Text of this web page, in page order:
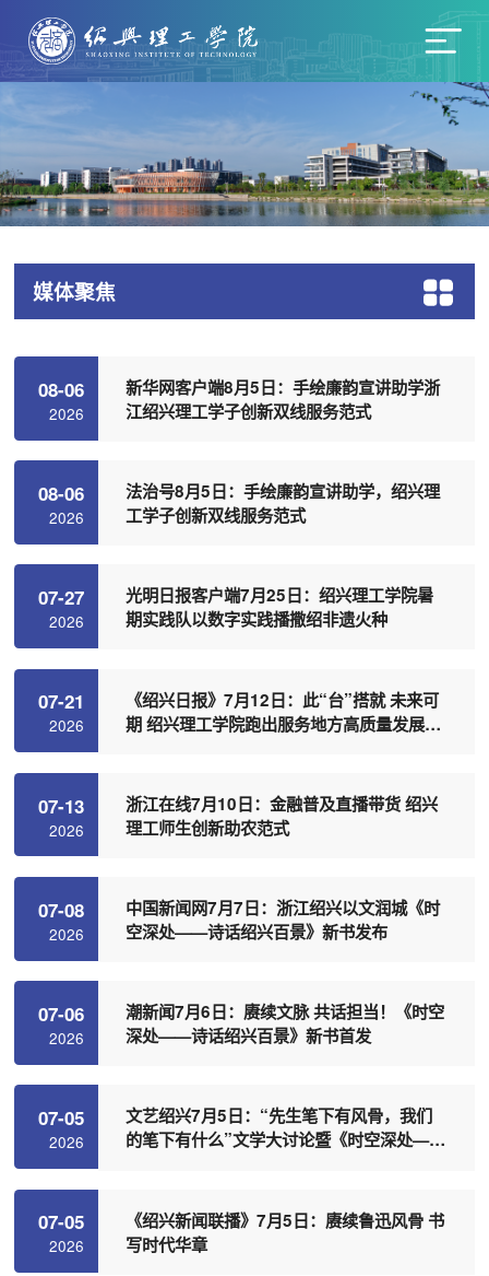
媒体聚焦
08-06
2026
新华网客户端8月5日：手绘廉韵宣讲助学浙
江绍兴理工学子创新双线服务范式
08-06
2026
法治号8月5日：手绘廉韵宣讲助学，绍兴理
工学子创新双线服务范式
07-27
2026
光明日报客户端7月25日：绍兴理工学院暑
期实践队以数字实践播撒绍非遗火种
07-21
2026
《绍兴日报》7月12日：此“台”搭就 未来可
期 绍兴理工学院跑出服务地方高质量发展加
07-13
2026
浙江在线7月10日：金融普及直播带货 绍兴
理工师生创新助农范式
07-08
2026
中国新闻网7月7日：浙江绍兴以文润城《时
空深处——诗话绍兴百景》新书发布
07-06
2026
潮新闻7月6日：赓续文脉 共话担当！《时空
深处——诗话绍兴百景》新书首发
07-05
2026
文艺绍兴7月5日：“先生笔下有风骨，我们
的笔下有什么”文学大讨论暨《时空深处——
07-05
2026
《绍兴新闻联播》7月5日：赓续鲁迅风骨 书
写时代华章